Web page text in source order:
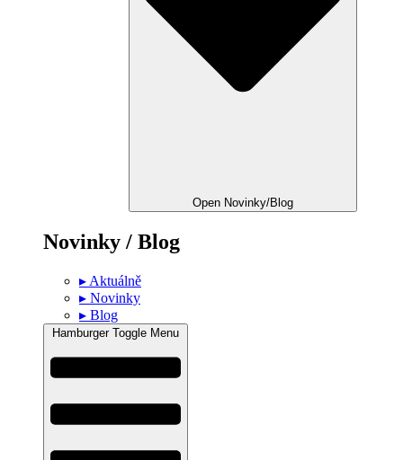
Open Novinky/Blog
Novinky / Blog
▸ Aktuálně
▸ Novinky
▸ Blog
Hamburger Toggle Menu